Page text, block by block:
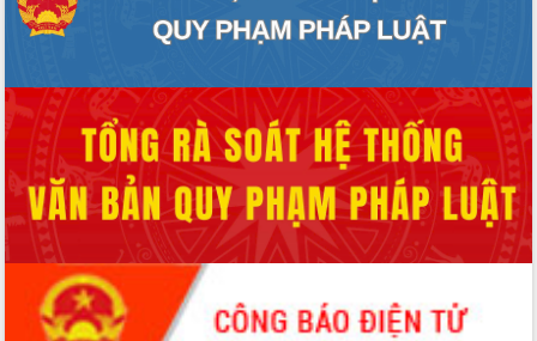
trường Nguyễn Hoàng Hiệp khảo sát
vùng trồng và doanh nghiệp đóng gói
Trình diễn nghệ thuật chế biến các
món ăn từ sầu riêng
Đắk Lắk công bố Quy hoạch và xúc
tiến đầu tư tỉnh
Ngành cá ngừ Đắk Lắk chủ động thích
ứng để giữ vững thị trường xuất khẩu
Diễn đàn Kinh tế tư nhân Việt Nam đột
phá cơ chế - Hợp tác công tư
Đề án 06 tạo bước ngoặt đột phá trong
cải cách hành chính tỉnh Đắk Lắk